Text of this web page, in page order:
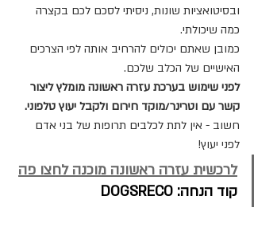
ובסיטואציות שונות, ניסיתי לסכם לכם בקצרה
כמה שיכולתי.
כמובן שאתם יכולים להרחיב אותה לפי הצרכים
האישיים של הכלב שלכם.
לפני שימוש בערכת עזרה ראשונה מומלץ ליצור
קשר עם וטרינר/מוקד חירום ולקבל יעוץ טלפוני.
חשוב - אין לתת לכלבים תרופות של בני אדם
לפני יעוץ!
לרכשית עזרה ראשונה מוכנה לחצו פה
קוד הנחה: DOGSRECO